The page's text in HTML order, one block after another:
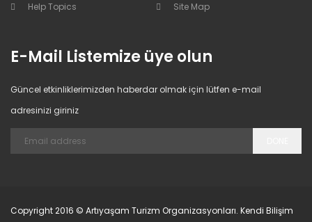
Help Topics Site Map
E-Mail Listemize üye olun
Güncel etkinliklerimizden haberdar olmak için lütfen e-mail
adresinizi giriniz
Copyright 2016 © Artıyaşam Turizm Organizasyonları. Kendi Bilişim